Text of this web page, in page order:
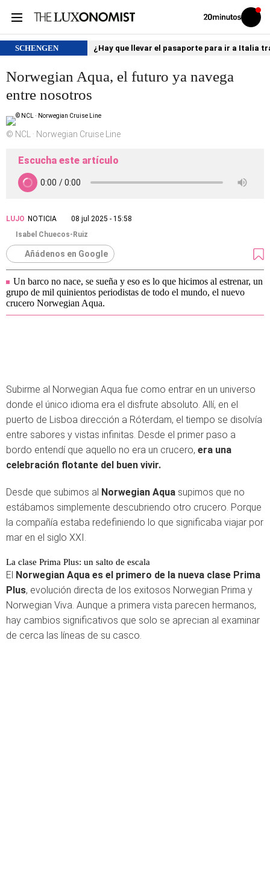
Volver
Iniciar
sesión
SCHENGEN ¿Hay que llevar el pasaporte para ir a Italia
Norwegian Aqua, el futuro ya navega
entre nosotros
© NCL · Norwegian Cruise Line
Escucha este artículo
LUJO NOTICIA
08 jul 2025 - 15:58
Isabel Chuecos-Ruiz
Añádenos en Google
Un barco no nace, se sueña y eso es lo que hicimos al estrenar, un
grupo de mil quinientos periodistas de todo el mundo, el nuevo
crucero Norwegian Aqua.
Subirme al Norwegian Aqua fue como entrar en un universo
donde el único idioma era el disfrute absoluto. Allí, en el
puerto de Lisboa dirección a Róterdam, el tiempo se disolvía
entre sabores y vistas infinitas. Desde el primer paso a
bordo entendí que aquello no era un crucero, era una
celebración flotante del buen vivir.
Desde que subimos al Norwegian Aqua supimos que no
estábamos simplemente descubriendo otro crucero. Porque
la compañía estaba redefiniendo lo que significaba viajar por
mar en el siglo XXI.
La clase Prima Plus: un salto de escala
El Norwegian Aqua es el primero de la nueva clase Prima
Plus, evolución directa de los exitosos Norwegian Prima y
Norwegian Viva. Aunque a primera vista parecen hermanos,
hay cambios significativos que solo se aprecian al examinar
de cerca las líneas de su casco.